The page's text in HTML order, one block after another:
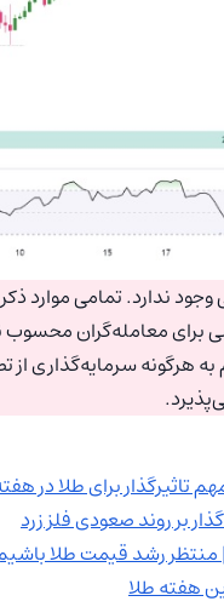
ندارد. تمامی موارد
معامله‌گران محسوب
به هرگونه سرمایه‌گذاری
تاثیرگذار برای طلا در
بر روند صعودی فلز زرد
| منتظر رشد قیمت طلا
هفته طلا